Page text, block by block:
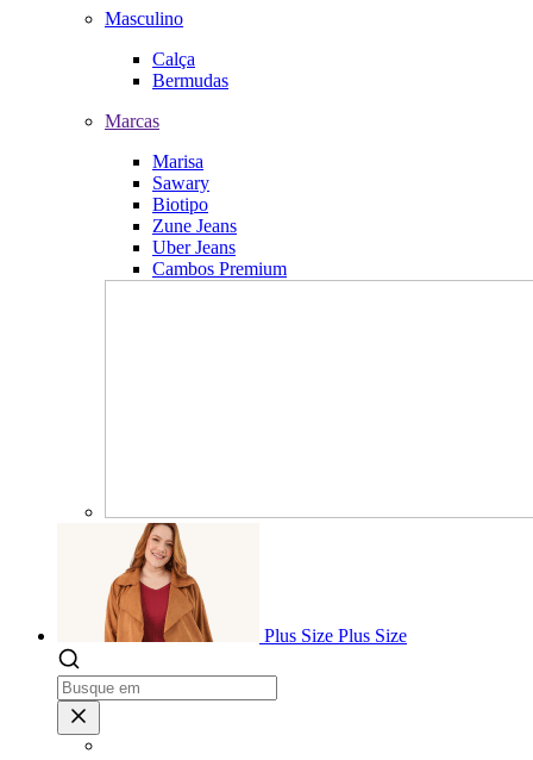
Masculino
Calça
Bermudas
Marcas
Marisa
Sawary
Biotipo
Zune Jeans
Uber Jeans
Cambos Premium
Plus Size Plus Size